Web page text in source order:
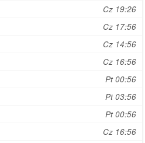
Cz 19:26
Cz 17:56
Cz 14:56
Cz 16:56
Pt 00:56
Pt 03:56
Pt 00:56
Cz 16:56